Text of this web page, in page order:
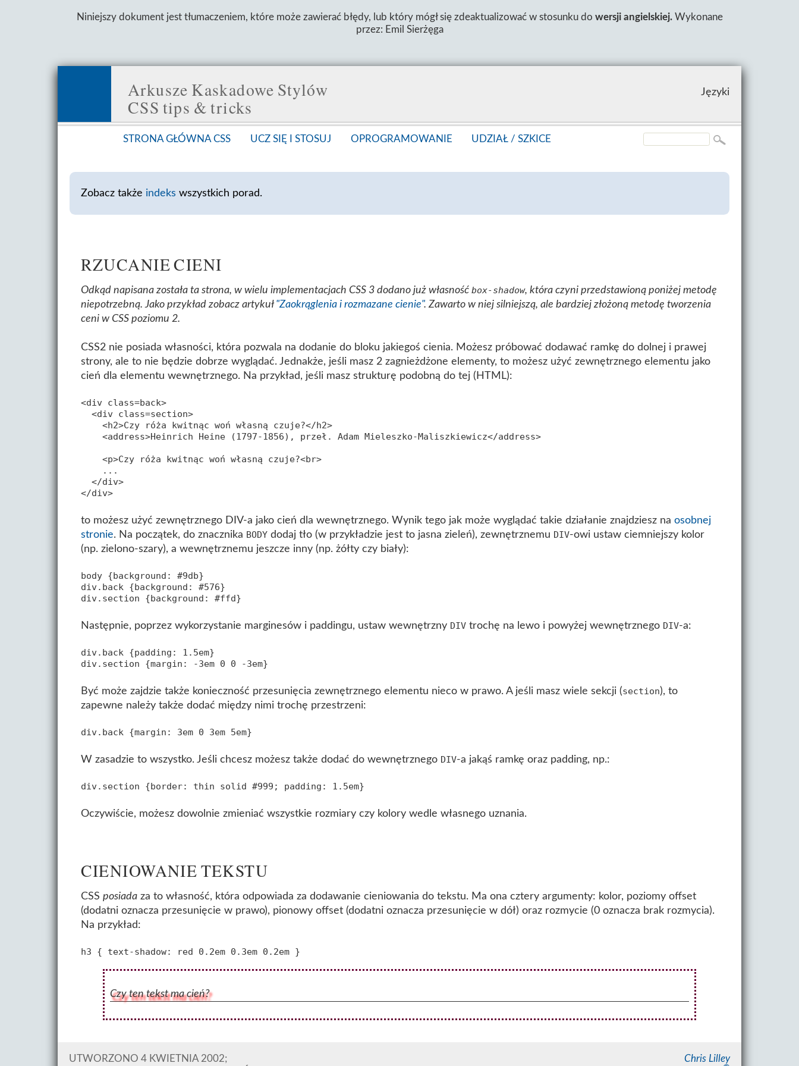
Języki
Niniejszy dokument jest tłumaczeniem, które może zawierać błędy, lub który mógł się zdeaktualizować w stosunku do wersji angielskiej.Wykonane
przez: Emil Sierżęga
Arkusze Kaskadowe Stylów
CSS tips & tricks
Zobacz także indeks wszystkich porad.
RZUCANIE CIENI
Odkąd napisana została ta strona, w wielu implementacjach CSS 3 dodano już własność box-shadow, która czyni przedstawioną poniżej metodę
niepotrzebną. Jako przykład zobacz artykuł"Zaokrąglenia i rozmazane cienie". Zawarto w niej silniejszą, ale bardziej złożoną metodę tworzenia
ceni w CSS poziomu 2.
CSS2 nie posiada własności, która pozwala na dodanie do bloku jakiegoś cienia. Możesz próbować dodawać ramkę do dolnej i prawej
strony, ale to nie będzie dobrze wyglądać. Jednakże, jeśli masz 2 zagnieżdżone elementy, to możesz użyć zewnętrznego elementu jako
cień dla elementu wewnętrznego. Na przykład, jeśli masz strukturę podobną do tej (HTML):
<div class=back>
  <div class=section>
    <h2>Czy róża kwitnąc woń własną czuje?</h2>
    <address>Heinrich Heine (1797-1856), przeł. Adam Mieleszko-Maliszkiewicz</address>
    <p>Czy róża kwitnąc woń własną czuje?<br>
    ...
  </div>
</div>
to możesz użyć zewnętrznego DIV-a jako cień dla wewnętrznego. Wynik tego jak może wyglądać takie działanie znajdziesz na osobnej
stronie. Na początek, do znacznika BODYdodaj tło (w przykładzie jest to jasna zieleń), zewnętrznemu DIV-owi ustaw ciemniejszy kolor
(np. zielono-szary), a wewnętrznemu jeszcze inny (np. żółty czy biały):
body {background: #9db}
div.back {background: #576}
Następnie, poprzez wykorzystanie marginesów i paddingu, ustaw wewnętrzny DIVtrochę na lewo i powyżej wewnętrznego DIV-a:
div.back {padding: 1.5em}
Być może zajdzie także konieczność przesunięcia zewnętrznego elementu nieco w prawo. A jeśli masz wiele sekcji (section), to
zapewne należy także dodać między nimi trochę przestrzeni:
W zasadzie to wszystko. Jeśli chcesz możesz także dodać do wewnętrznego DIV-a jakąś ramkę oraz padding, np.:
Oczywiście, możesz dowolnie zmieniać wszystkie rozmiary czy kolory wedle własnego uznania.
CIENIOWANIE TEKSTU
CSS posiadaza to własność, która odpowiada za dodawanie cieniowania do tekstu. Ma ona cztery argumenty: kolor, poziomy offset
(dodatni oznacza przesunięcie w prawo), pionowy offset (dodatni oznacza przesunięcie w dół) oraz rozmycie (0 oznacza brak rozmycia).
Na przykład:
Czy ten tekst ma cień?
STRONA GŁÓWNA CSS UCZ SIĘ I STOSUJ OPROGRAMOWANIE UDZIAŁ /SZKICE
Chris Lilley
UTWORZONO 4 KWIETNIA 2002;